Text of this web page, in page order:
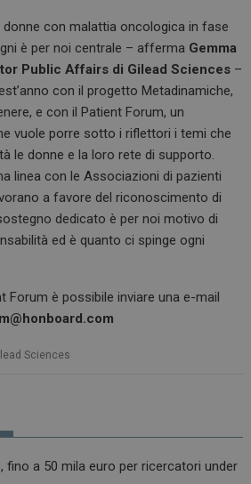
donne con malattia oncologica in fase
è per noi centrale – afferma Gemma
Public Affairs di Gilead Sciences –
con il progetto Metadinamiche,
e con il Patient Forum, un
vuole porre sotto i riflettori i temi che
le donne e la loro rete di supporto.
linea con le Associazioni di pazienti
a favore del riconoscimento di
dedicato è per noi motivo di
ed è quanto ci spinge ogni
Forum è possibile inviare una e-mail
Sciences